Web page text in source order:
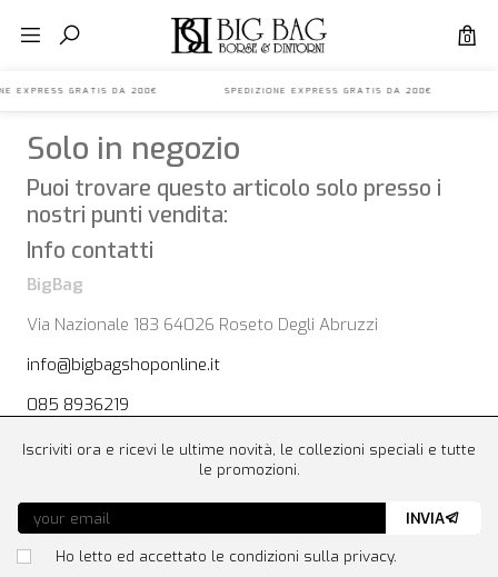
0
EXPRESS GRATIS DA 200€ SPEDIZIONE EXPRESS GRATIS DA
Solo in negozio
Puoi trovare questo articolo solo presso i
nostri punti vendita:
Info contatti
BigBag
Via Nazionale 183 64026 Roseto Degli Abruzzi
info@bigbagshoponline.it
085 8936219
Iscriviti ora e ricevi le ultime novità, le collezioni speciali e tutte
le promozioni.
Ho letto ed accettato le condizioni sulla privacy.
INVIA